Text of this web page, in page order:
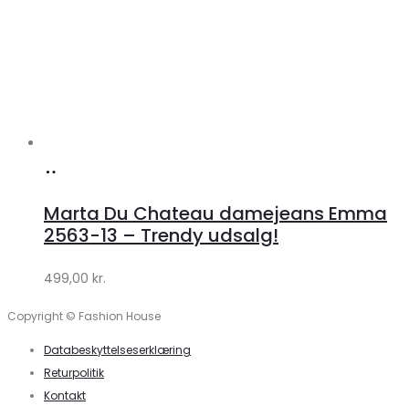
Klædeskabet.dk
Marta Du Chateau damejeans Emma
2563-13 – Trendy udsalg!
499,00 kr.
Copyright © Fashion House
Databeskyttelseserklæring
Returpolitik
Kontakt